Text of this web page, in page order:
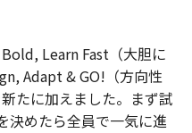
Learn Fast（大胆に
Adapt & GO!（方向性
たに加えました。まず試
決めたら全員で一気に進